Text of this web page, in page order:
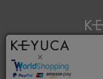
6.仮登録をすることで、
とができます。
7.仮登録状態はポイン
に登録完了することでポ
す。
Copyright ©